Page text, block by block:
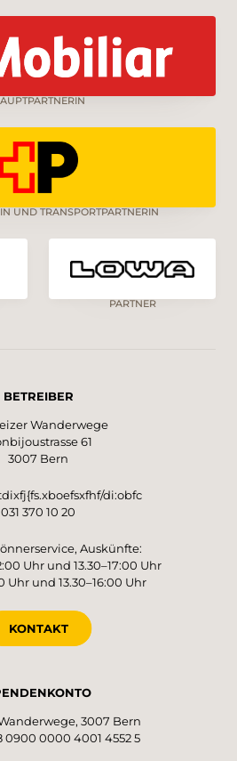
UND TRANSPORTPARTNERIN
PARTNER
BETREIBER
Wanderwege
61
3007 Bern
di:obfc
031 370 10 20
Auskünfte:
Uhr und 13.30–17:00 Uhr
Uhr und 13.30–16:00 Uhr
KONTAKT
3007 Bern
0900 0000 4001 4552 5